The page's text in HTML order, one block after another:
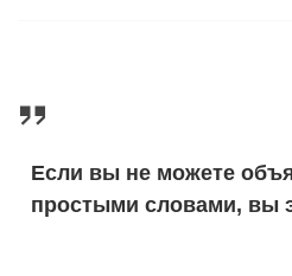
Если вы не можете
простыми словами, вы